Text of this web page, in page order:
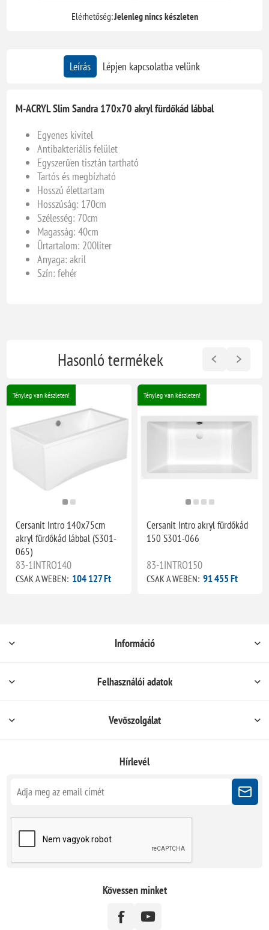
Elérhetőség:Jelenleg nincs készleten
Leírás Lépjen kapcsolatba velünk
M-ACRYL Slim Sandra 170x70 akryl fürdőkád lábbal
Egyenes kivitel
Antibakteriális felület
Egyszerűen tisztán tartható
Tartós és megbízható
Hosszú élettartam
Hosszúság: 170cm
Szélesség: 70cm
Magasság: 40cm
Ürtartalom: 200liter
Anyaga: akril
Szín: fehér
Hasonló termékek
Tényleg van készleten!
Cersanit Intro 140x75cm
akryl fürdőkád lábbal (S301-
065)
83-1INTRO140
CSAK A WEBEN: 104 127 Ft
Tényleg van készleten!
Cersanit Intro akryl fürdőkád
150 S301-066
83-1INTRO150
CSAK A WEBEN: 91 455 Ft
Információ
Felhasználói adatok
Vevőszolgálat
Hírlevél
Kövessen minket